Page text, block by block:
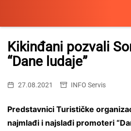
Skip
content
Kikinđani pozvali
“Dane ludaje”
27.08.2021 INFO Servis
Predstavnici Turističke
najmlađi i najslađi promoteri